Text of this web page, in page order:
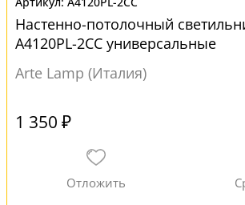
Настенно-потолочный
A4120PL-2CC универсальные
Arte Lamp (Италия)
1 350 ₽